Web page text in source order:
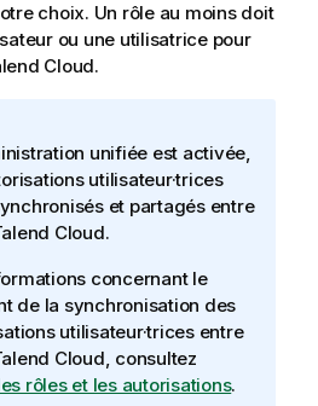
choix. Un rôle au moins doit
ou une utilisatrice pour
Cloud.
unifiée est activée,
utilisateur·trices
et partagés entre
Cloud.
concernant le
de la synchronisation des
utilisateur·trices entre
Cloud, consultez
rôles et les autorisations.